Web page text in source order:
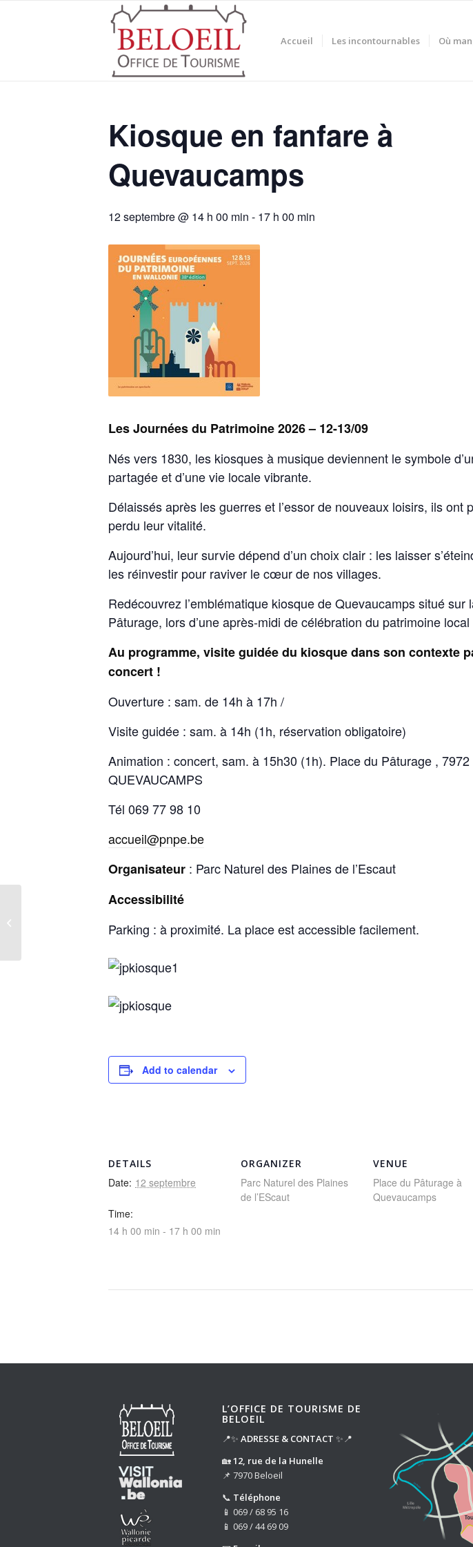
Accueil Les incontournables Où
Kiosque en fanfare à
Quevaucamps
12 septembre @ 14 h 00 min - 17 h 00 min
Les Journées du Patrimoine 2026 – 12-13/09
Nés vers 1830, les kiosques à musique deviennent le symbole
partagée et d’une vie locale vibrante.
Délaissés après les guerres et l’essor de nouveaux loisirs, ils ont
perdu leur vitalité.
Aujourd’hui, leur survie dépend d’un choix clair : les laisser
les réinvestir pour raviver le cœur de nos villages.
Redécouvrez l’emblématique kiosque de Quevaucamps situé sur
Pâturage, lors d’une après-midi de célébration du patrimoine
Au programme, visite guidée du kiosque dans son contexte
concert !
Ouverture : sam. de 14h à 17h /
Visite guidée : sam. à 14h (1h, réservation obligatoire)
Animation : concert, sam. à 15h30 (1h). Place du Pâturage ,
QUEVAUCAMPS
Tél 069 77 98 10
accueil@pnpe.be
Organisateur : Parc Naturel des Plaines de l’Escaut
Accessibilité
Parking : à proximité. La place est accessible facilement.
Add to calendar
DETAILS
Date: 12 septembre
Time:
14 h 00 min - 17 h 00 min
ORGANIZER
Parc Naturel des Plaines
de l’EScaut
VENUE
Place du Pâturage à
Quevaucamps
L’OFFICE DE TOURISME DE
BELOEIL
📍✨ ADRESSE & CONTACT ✨📍
🏡12, rue de la Hunelle
📌 7970 Beloeil
📞 Téléphone
📱 069 / 68 95 16
📱 069 / 44 69 09